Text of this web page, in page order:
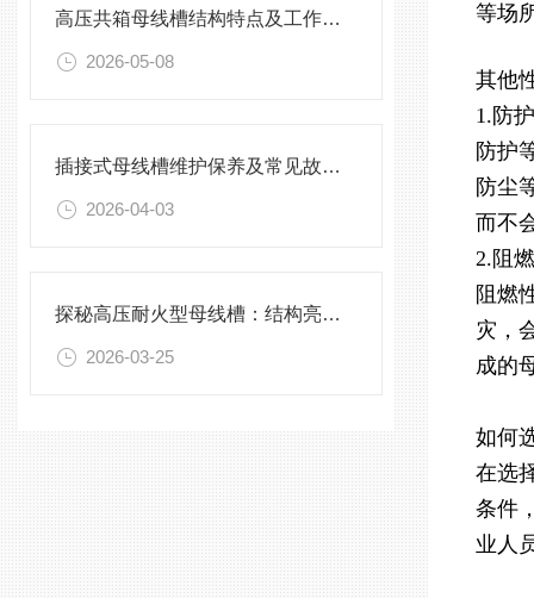
高压共箱母线槽结构特点及工作原理
2026-05-08
插接式母线槽维护保养及常见故障处理指南
2026-04-03
探秘高压耐火型母线槽：结构亮点与实用效能
2026-03-25
等场
其他
1.防
防护
防尘
而不
2.阻
阻燃
灾，
成的
如何
在选
条件
业人